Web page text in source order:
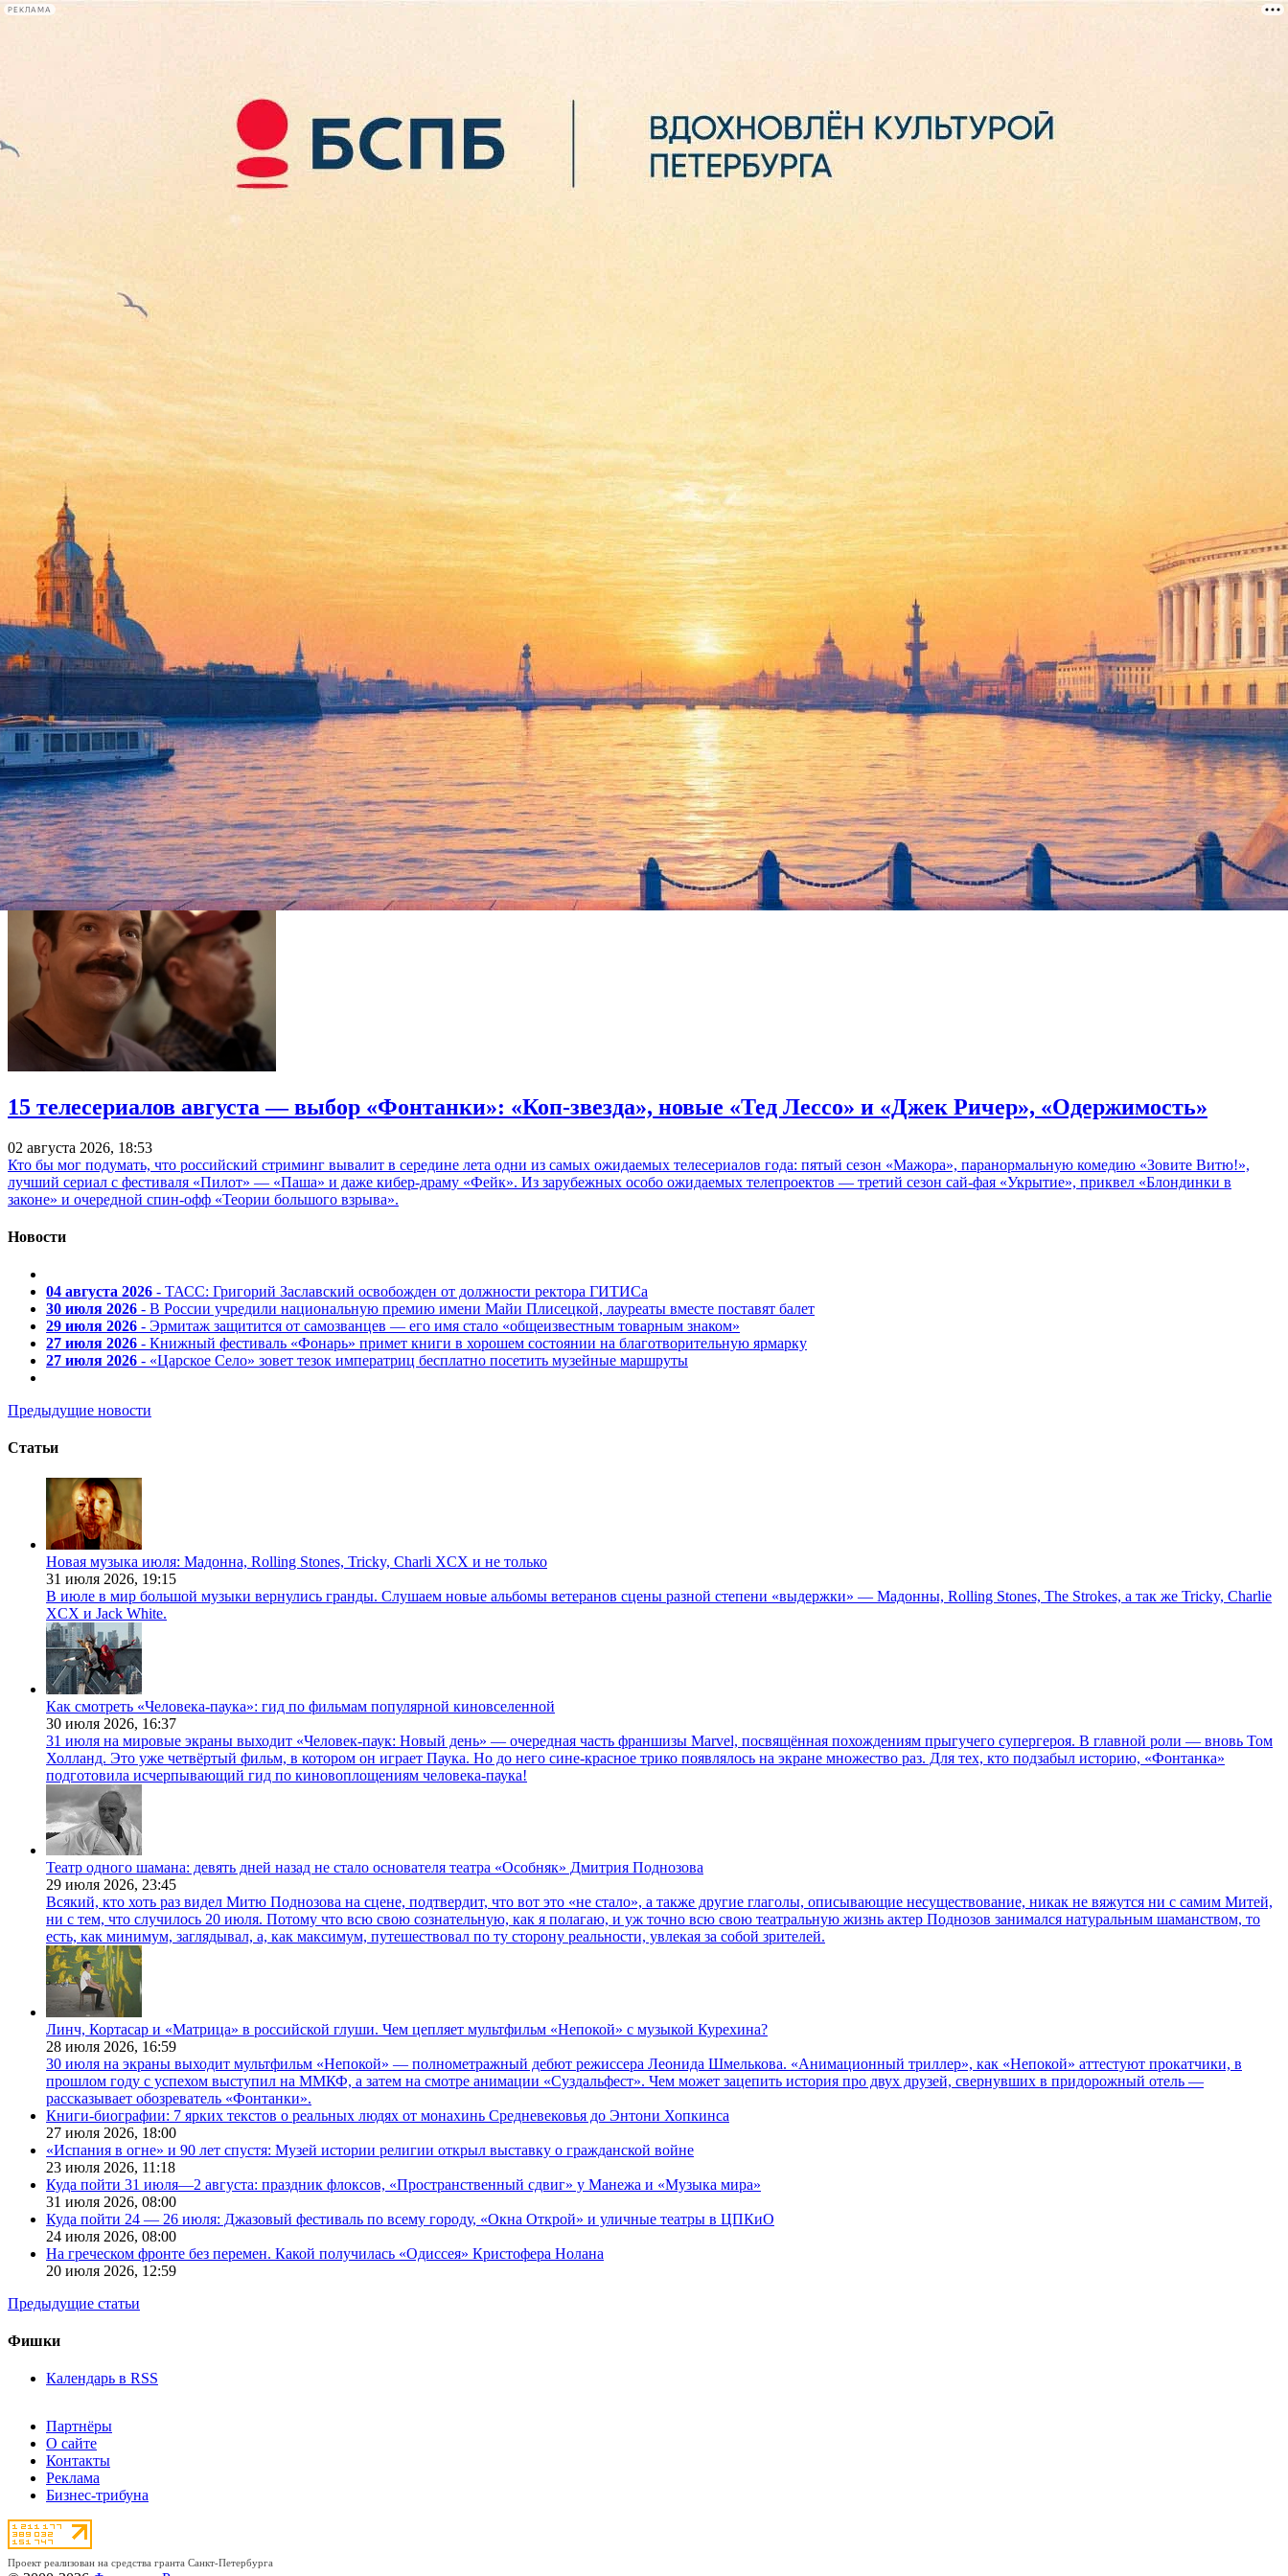
РЕКЛАМА
лекции
книги
Обнаружена неизвестная ранее песня Дэвида Боуи
25 октября 2016,
Неизвестная поклонникам песня Дэвида Боуи была обнаружена спустя девять месяцев после его смерти. Как сообщает Mirror , новое произведение может считаться самой последней записью,
которую успел сделать рок-певец.
Песня называется Blaze; предполагается, что она была завершена в конце студийной работы над альбомом Black Star. Ее обнаружил Николас Пегг, автор книги «The complete David Bowie». По
его словам, запись настраивает слушателя на волны оптимизма. При этом в тексте Боуи возвращается к своему любимому мотиву космического путешествия как метафоры существования.
Пока неизвестно, когда неизвестную песню Боуи можно будет услышать: менеджмент певца еще не сообщал своих решений по поводу выпуска записи.
Дэвид Боуи скончался 10 января 2016 года в Нью-Йорке. Ему было 69 лет.
Фонтанка.ру
Проект "Афиша Plus" реализован на средства гранта Санкт-Петербурга
15 телесериалов августа — выбор «Фонтанки»: «Коп-звезда», новые «Тед Лессо» и «Джек Ричер», «Одержимость»
02 августа 2026, 18:53
Кто бы мог подумать, что российский стриминг вывалит в середине лета одни из самых ожидаемых телесериалов года: пятый сезон «Мажора», паранормальную комедию «Зовите Витю!»,
лучший сериал с фестиваля «Пилот» — «Паша» и даже кибер-драму «Фейк». Из зарубежных особо ожидаемых телепроектов — третий сезон сай-фая «Укрытие», приквел «Блондинки в
законе» и очередной спин-офф «Теории большого взрыва».
Новости
04 августа 2026 - ТАСС: Григорий Заславский освобожден от должности ректора ГИТИСа
30 июля 2026 - В России учредили национальную премию имени Майи Плисецкой, лауреаты вместе поставят балет
29 июля 2026 - Эрмитаж защитится от самозванцев — его имя стало «общеизвестным товарным знаком»
27 июля 2026 - Книжный фестиваль «Фонарь» примет книги в хорошем состоянии на благотворительную ярмарку
27 июля 2026 - «Царское Село» зовет тезок императриц бесплатно посетить музейные маршруты
Предыдущие новости
Статьи
Новая музыка июля: Мадонна, Rolling Stones, Tricky, Charli XCX и не только
31 июля 2026, 19:15
В июле в мир большой музыки вернулись гранды. Слушаем новые альбомы ветеранов сцены разной степени «выдержки» — Мадонны, Rolling Stones, The Strokes, а так же Tricky, Charlie
XCX и Jack White.
Как смотреть «Человека-паука»: гид по фильмам популярной киновселенной
30 июля 2026, 16:37
31 июля на мировые экраны выходит «Человек-паук: Новый день» — очередная часть франшизы Marvel, посвящённая похождениям прыгучего супергероя. В главной роли — вновь Том
Холланд. Это уже четвёртый фильм, в котором он играет Паука. Но до него сине-красное трико появлялось на экране множество раз. Для тех, кто подзабыл историю, «Фонтанка»
подготовила исчерпывающий гид по киновоплощениям человека-паука!
Театр одного шамана: девять дней назад не стало основателя театра «Особняк» Дмитрия Поднозова
29 июля 2026, 23:45
Всякий, кто хоть раз видел Митю Поднозова на сцене, подтвердит, что вот это «не стало», а также другие глаголы, описывающие несуществование, никак не вяжутся ни с самим Митей,
ни с тем, что случилось 20 июля. Потому что всю свою сознательную, как я полагаю, и уж точно всю свою театральную жизнь актер Поднозов занимался натуральным шаманством, то
есть, как минимум, заглядывал, а, как максимум, путешествовал по ту сторону реальности, увлекая за собой зрителей.
Линч, Кортасар и «Матрица» в российской глуши. Чем цепляет мультфильм «Непокой» с музыкой Курехина?
28 июля 2026, 16:59
30 июля на экраны выходит мультфильм «Непокой» — полнометражный дебют режиссера Леонида Шмелькова. «Анимационный триллер», как «Непокой» аттестуют прокатчики, в
прошлом году с успехом выступил на ММКФ, а затем на смотре анимации «Суздальфест». Чем может зацепить история про двух друзей, свернувших в придорожный отель —
рассказывает обозреватель «Фонтанки».
Книги-биографии: 7 ярких текстов о реальных людях от монахинь Средневековья до Энтони Хопкинса
27 июля 2026, 18:00
«Испания в огне» и 90 лет спустя: Музей истории религии открыл выставку о гражданской войне
23 июля 2026, 11:18
Куда пойти 31 июля—2 августа: праздник флоксов, «Пространственный сдвиг» у Манежа и «Музыка мира»
31 июля 2026, 08:00
Куда пойти 24 — 26 июля: Джазовый фестиваль по всему городу, «Окна Открой» и уличные театры в ЦПКиО
24 июля 2026, 08:00
На греческом фронте без перемен. Какой получилась «Одиссея» Кристофера Нолана
20 июля 2026, 12:59
Предыдущие статьи
Фишки
Календарь в RSS
Партнёры
О сайте
Контакты
Реклама
Бизнес-трибуна
Проект реализован на средства гранта Санкт-Петербурга